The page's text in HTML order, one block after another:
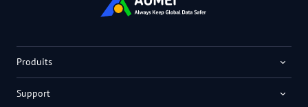
Produits
Support